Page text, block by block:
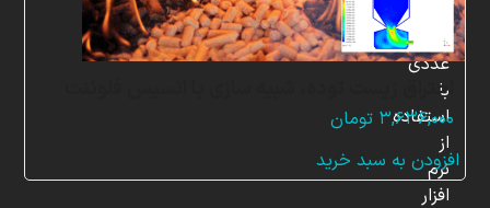
احتراق زیست توده، شبیه سازی با انسیس فلوئنت
۳,۶۳۶,۰۰۰ تومان
افزودن به سبد خرید
سازی
عددی
با
استفاده
از
نرم
افزار